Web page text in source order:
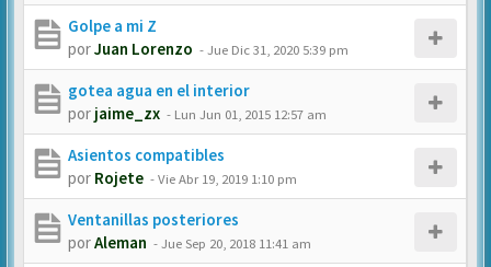
Golpe a mi Z
porJuan Lorenzo -Jue Dic 31, 2020 5:39 pm
gotea agua en el interior
por jaime_zx - Lun Jun 01, 2015 12:57 am
Asientos compatibles
por Rojete -Vie Abr 19, 2019 1:10 pm
Ventanillas posteriores
porAleman -Jue Sep 20, 2018 11:41 am